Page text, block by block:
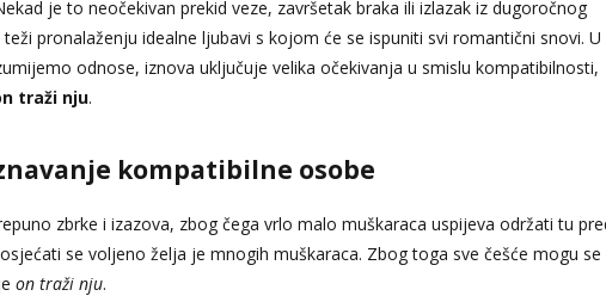
je to neočekivan prekid veze, završetak braka ili izlazak iz dugoročnog
pronalaženju idealne ljubavi s kojom će se ispuniti svi romantični snovi. U
odnose, iznova uključuje velika očekivanja u smislu kompatibilnosti,
traži nju.
kompatibilne osobe
zbrke i izazova, zbog čega vrlo malo muškaraca uspijeva održati tu
se voljeno želja je mnogih muškaraca. Zbog toga sve češće mogu se
on traži nju.